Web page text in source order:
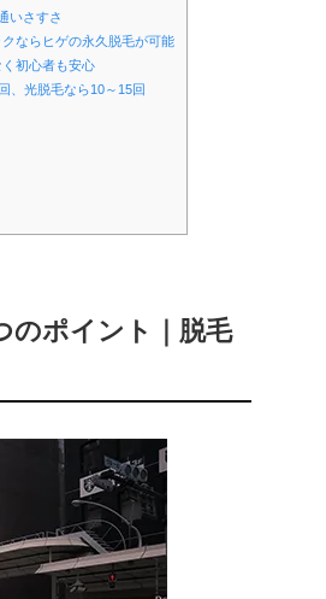
いさすさ
ならヒゲの永久脱毛が可能
初心者も安心
、光脱毛なら10～15回
のポイント｜脱毛